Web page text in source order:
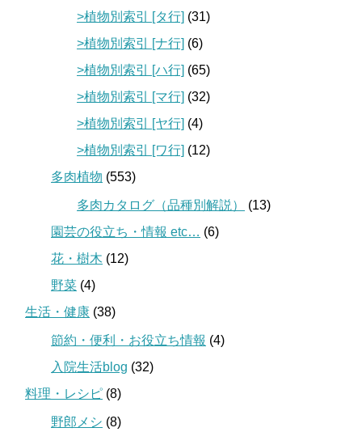
>植物別索引 [タ行] (31)
>植物別索引 [ナ行] (6)
>植物別索引 [ハ行] (65)
>植物別索引 [マ行] (32)
>植物別索引 [ヤ行] (4)
>植物別索引 [ワ行] (12)
多肉植物 (553)
多肉カタログ（品種別解説）
(13)
園芸の役立ち・情報 etc… (6)
花・樹木 (12)
野菜 (4)
生活・健康 (38)
節約・便利・お役立ち情報 (4)
入院生活blog (32)
料理・レシピ (8)
野郎メシ (8)